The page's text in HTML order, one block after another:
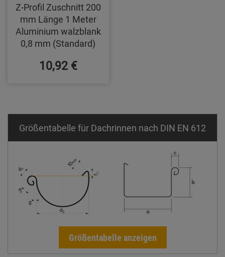
Z-Profil Zuschnitt 200
mm Länge 1 Meter
Aluminium walzblank
0,8 mm (Standard)
10,92 €
Größentabelle für Dachrinnen nach DIN EN 612
Größentabelle anzeigen